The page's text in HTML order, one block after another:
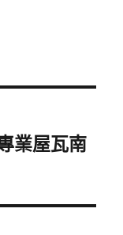
業屋瓦南